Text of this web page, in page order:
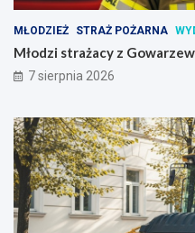
MŁODZIEŻ STRAŻ POŻARNA
Młodzi strażacy z
7 sierpnia 2026